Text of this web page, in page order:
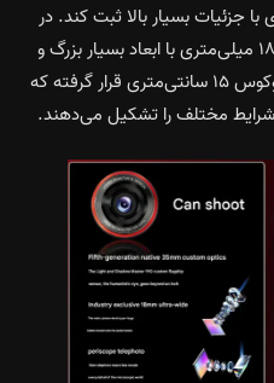
جزئیات بسیار بالا ثبت کند. در
کنار این لنز، یک دوربین فوق‌عریض ۱۸ میلی‌متری با ابعاد بسیار بزرگ و
همچنین یک لنز تله‌فوتو با فاصله فوکوس ۱۵ سانتی‌متری قرار گرفته که
مختلف را تشکیل می‌دهند.